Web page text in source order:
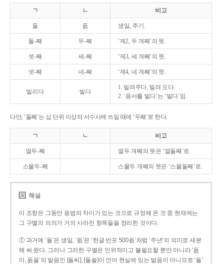
ㄱ ㄴ 비고
돌 돐 생일, 주기.
둘-째 두-째 ‘제2, 두 개째’의 뜻.
셋-째 세-째 ‘제3, 세 개째’의 뜻.
넷-째 네-째 ‘제4, 네 개째’의 뜻.
빌리다 빌다
1. 빌려주다, 빌려 오다.
2. ‘용서를 빌다’는 ‘빌다’임.
다만, ‘둘째’는 십 단위 이상의 서수사에 쓰일 때에 ‘두째’로 한다.
ㄱ ㄴ 비고
열두-째 열두 개째의 뜻은 ‘열둘째’로.
스물두-째 스물두 개째의 뜻은 ‘스물둘째’로.
해설
이 조항은 그동안 용법의 차이가 있는 것으로 규정해 온 것 중 현재에는
그 구별의 의의가 거의 사라진 항목들을 정리한 것이다.
① 과거에 ‘돌’은 생일, ‘돐’은 ‘한글 반포 500돐’처럼 ‘주년’의 의미로 세분
해 써 왔다. 그러나 그러한 구별은 인위적이고 불필요할 뿐만 아니라 ‘돐
이, 돐을’의 발음인 [돌씨], [돌쓸]이 언어 현실에 있는 발음이 아니므로 ‘돌’